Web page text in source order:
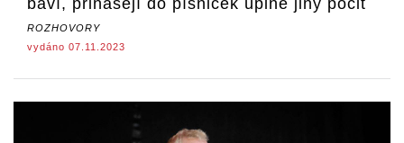
ROZHOVORY
vydáno 07.11.2023